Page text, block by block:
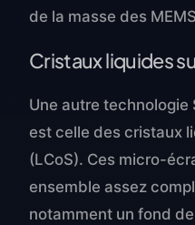
de la masse des
Cristaux liquides
Une autre technologie
est celle des cristaux
(LCoS). Ces micro-
ensemble assez
notamment un fond